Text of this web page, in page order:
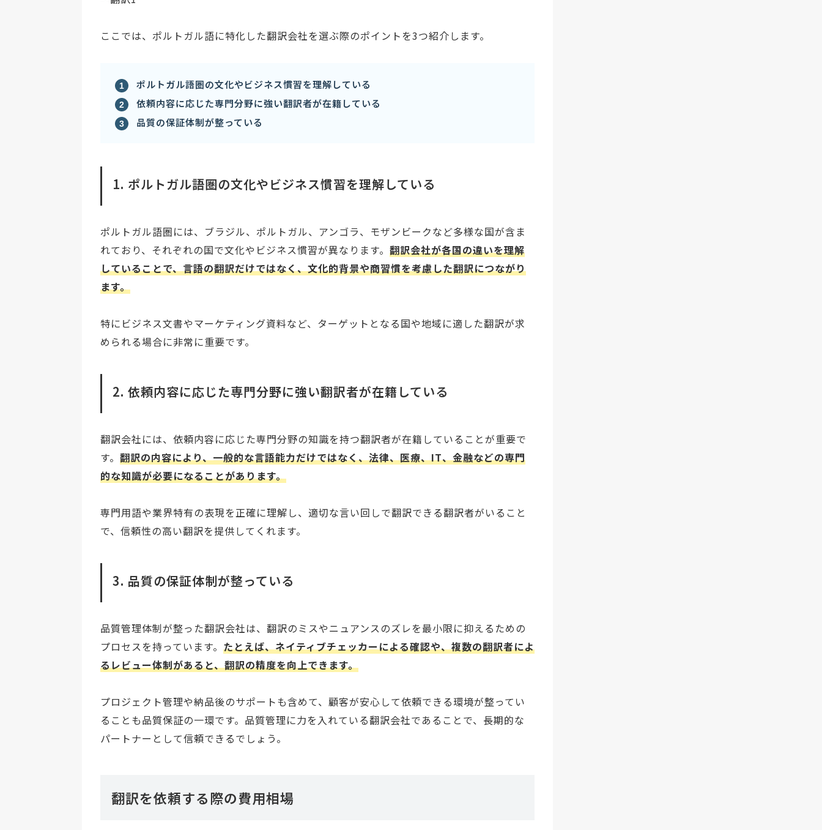
ここでは、ポルトガル語に特化した翻訳会社を選ぶ際のポイントを3つ紹介します。
ポルトガル語圏の文化やビジネス慣習を理解している
依頼内容に応じた専門分野に強い翻訳者が在籍している
品質の保証体制が整っている
1. ポルトガル語圏の文化やビジネス慣習を理解している
ポルトガル語圏には、ブラジル、ポルトガル、アンゴラ、モザンビークなど多様な国が含ま
れており、それぞれの国で文化やビジネス慣習が異なります。 翻訳会社が各国の違いを理解
していることで、言語の翻訳だけではなく、文化的背景や商習慣を考慮した翻訳につながり
ます。
特にビジネス文書やマーケティング資料など、ターゲットとなる国や地域に適した翻訳が求
められる場合に非常に重要です。
2. 依頼内容に応じた専門分野に強い翻訳者が在籍している
翻訳会社には、依頼内容に応じた専門分野の知識を持つ翻訳者が在籍していることが重要で
す。 翻訳の内容により、一般的な言語能力だけではなく、法律、医療、IT、金融などの専門
的な知識が必要になることがあります。
専門用語や業界特有の表現を正確に理解し、適切な言い回しで翻訳できる翻訳者がいること
で、信頼性の高い翻訳を提供してくれます。
3. 品質の保証体制が整っている
品質管理体制が整った翻訳会社は、翻訳のミスやニュアンスのズレを最小限に抑えるための
プロセスを持っています。 たとえば、ネイティブチェッカーによる確認や、複数の翻訳者によ
るレビュー体制があると、翻訳の精度を向上できます。
プロジェクト管理や納品後のサポートも含めて、顧客が安心して依頼できる環境が整ってい
ることも品質保証の一環です。品質管理に力を入れている翻訳会社であることで、長期的な
パートナーとして信頼できるでしょう。
翻訳を依頼する際の費用相場